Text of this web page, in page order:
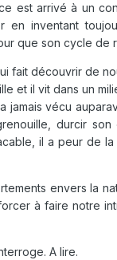
est arrivé à un
inventant
que son cycle de
fait découvrir de
et il vit dans un
vécu
durcir
il a peur de
envers la
à faire notre
A lire.